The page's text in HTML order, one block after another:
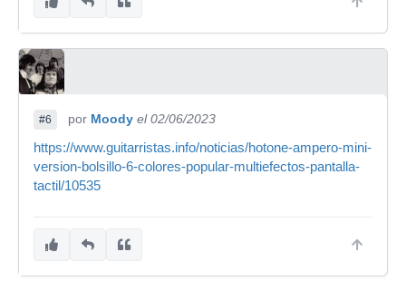
#6 por Moody el 02/06/2023
https://www.guitarristas.info/noticias/hotone-ampero-mini-
version-bolsillo-6-colores-popular-multiefectos-pantalla-
tactil/10535